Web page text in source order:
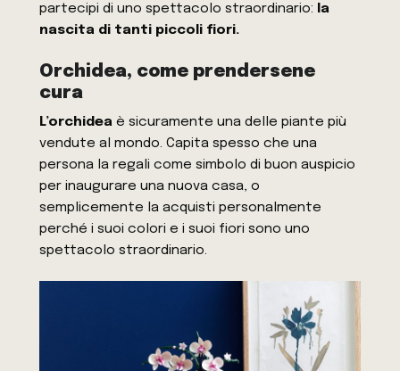
partecipi di uno spettacolo straordinario:
la
nascita di tanti piccoli fiori.
Orchidea, come prendersene
cura
L’orchidea è sicuramente una delle piante più
vendute al mondo. Capita spesso che una
persona la regali come simbolo di buon auspicio
per inaugurare una nuova casa, o
semplicemente la acquisti personalmente
perché i suoi colori e i suoi fiori sono uno
spettacolo straordinario.